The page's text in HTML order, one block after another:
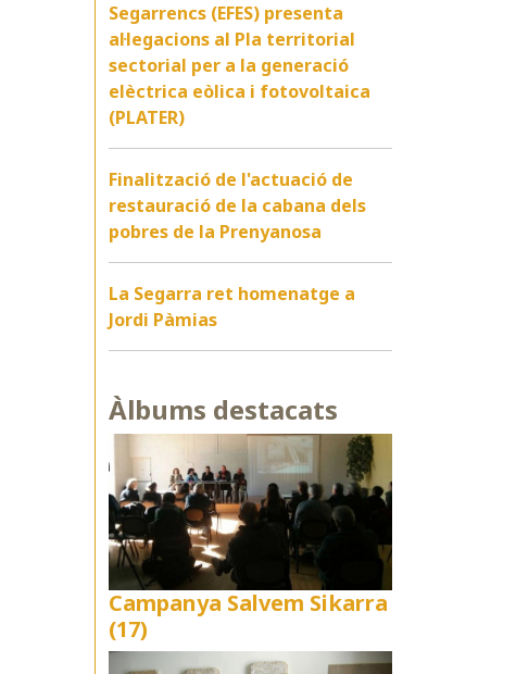
Segarrencs (EFES) presenta
al·legacions al Pla territorial
sectorial per a la generació
elèctrica eòlica i fotovoltaica
(PLATER)
Finalització de l'actuació de
restauració de la cabana dels
pobres de la Prenyanosa
La Segarra ret homenatge a
Jordi Pàmias
Àlbums destacats
Campanya Salvem Sikarra
(17)